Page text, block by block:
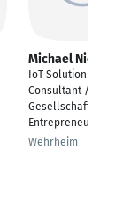
Michael Nickolai
IoT Solution
Consultant /
Gesellschafter /
Entrepreneur
Wehrheim